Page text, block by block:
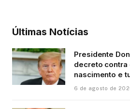
Últimas Notícias
Presidente
decreto contra
nascimento e
6 de agosto de